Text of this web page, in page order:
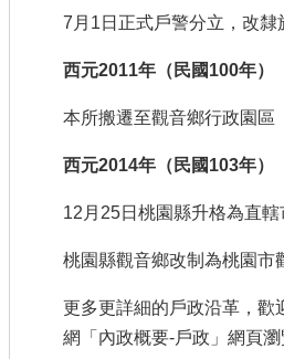
7月1日正式戶警分立，改隸
西元2011年（民國100年）
本所搬遷至觀音鄉行政園區
西元2014年（民國103年）
12月25日桃園縣升格為直轄
桃園縣觀音鄉改制為桃園市
更多更詳細的戶政沿革，歡
網「內政概要-戶政」網頁瀏